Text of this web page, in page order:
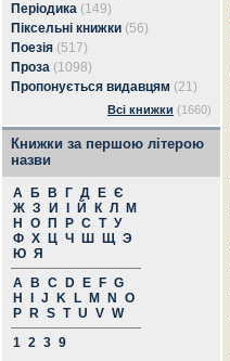
Періодика (149)
Піксельні книжки (56)
Поезія (517)
Проза (1098)
Пропонується видавцям (21)
Всі книжки (1660)
Книжки за першою літерою
назви
А Б В Г Д Е Є
Ж З И Й К Л
М
Н
О П Р С Т У
Ф Х Ц Ч Ш Щ Э
Ю Я
A
B C D E F G
H
J K L M N
O
P
R S T U V W
1 2 3 9